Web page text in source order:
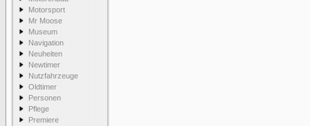
Motorsport
Mr Moose
Museum
Navigation
Neuheiten
Newtimer
Nutzfahrzeuge
Oldtimer
Personen
Pflege
Premiere